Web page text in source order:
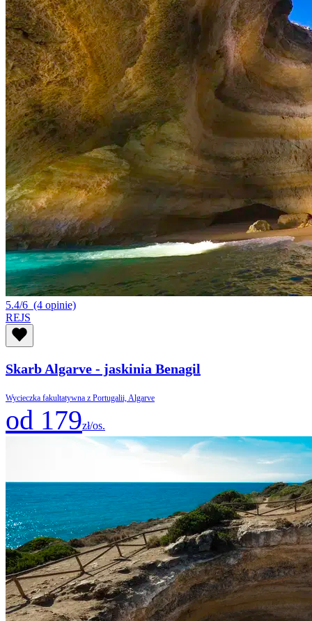
5.4/6 (4 opinie)
REJS
Skarb Algarve - jaskinia Benagil
Wycieczka fakultatywna z Portugalii, Algarve
od 179zł/os.